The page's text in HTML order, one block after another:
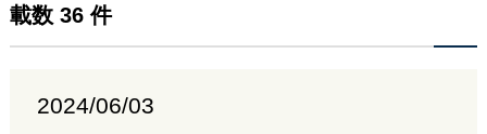
載数 36 件
2024/06/03